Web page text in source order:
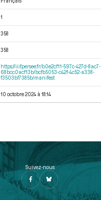
1
358
358
https://iiif.persee.fr/b0e2cf11-597c-427d-8ac7-
68bcc0acf13b/bcfb5053-c42f-4c52-a338-
f3503bf7385b/manifest
10 octobre 2024 à 18:14
Suivez-nous